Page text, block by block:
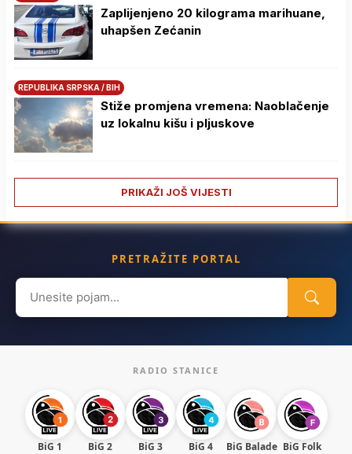
Zaplijenjeno 20 kilograma marihuane,
uhapšen Zećanin
REPUBLIKA SRPSKA / BIH
Stiže promjena vremena: Naoblačenje
uz lokalnu kišu i pljuskove
PRIKAŽI JOŠ VIJESTI
PRETRAŽITE PORTAL
Search
for:
RADIO STANICE
BiG 1 BiG 2 BiG 3 BiG 4 BiG Balade BiG Folk